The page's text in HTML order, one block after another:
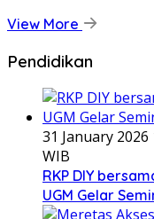
View More
Pendidikan
31 January 2026
WIB
RKP DIY
UGM Gelar